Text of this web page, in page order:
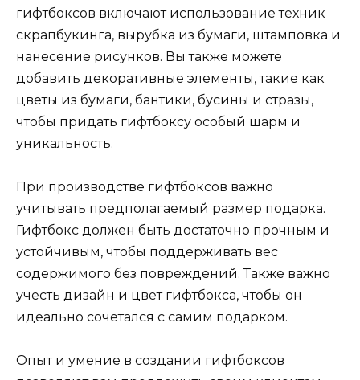
гифтбоксов включают использование техник
скрапбукинга, вырубка из бумаги, штамповка и
нанесение рисунков. Вы также можете
добавить декоративные элементы, такие как
цветы из бумаги, бантики, бусины и стразы,
чтобы придать гифтбоксу особый шарм и
уникальность.
При производстве гифтбоксов важно
учитывать предполагаемый размер подарка.
Гифтбокс должен быть достаточно прочным и
устойчивым, чтобы поддерживать вес
содержимого без повреждений. Также важно
учесть дизайн и цвет гифтбокса, чтобы он
идеально сочетался с самим подарком.
Опыт и умение в создании гифтбоксов